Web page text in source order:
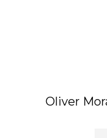
Oliver